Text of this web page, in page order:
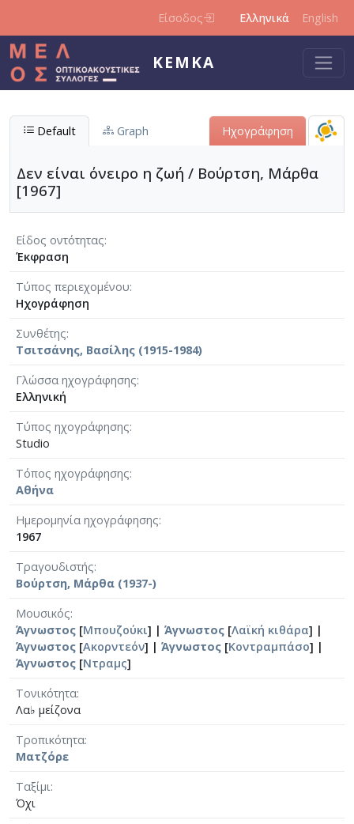
Είσοδος Ελληνικά English
ΚΕΜΚΑ
Default Graph Ηχογράφηση
Δεν είναι όνειρο η ζωή / Βούρτση, Μάρθα
[1967]
Είδος οντότητας
Έκφραση
Τύπος περιεχομένου
Ηχογράφηση
Συνθέτης
Τσιτσάνης, Βασίλης (1915-1984)
Γλώσσα ηχογράφησης
Ελληνική
Τύπος ηχογράφησης
Studio
Τόπος ηχογράφησης
Αθήνα
Ημερομηνία ηχογράφησης
1967
Τραγουδιστής
Βούρτση, Μάρθα (1937-)
Μουσικός
Άγνωστος [Μπουζούκι] | Άγνωστος [Λαϊκή κιθάρα] |
Άγνωστος [Ακορντεόν] | Άγνωστος [Κοντραμπάσο] |
Άγνωστος [Ντραμς]
Τονικότητα
Λα♭ μείζονα
Τροπικότητα
Ματζόρε
Ταξίμι
Όχι